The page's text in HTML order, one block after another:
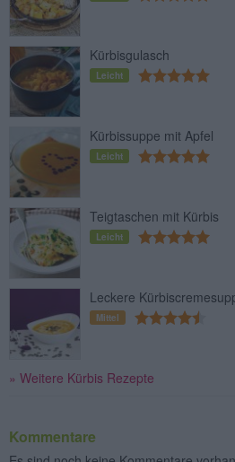
Kürbisgulasch
Leicht
Kürbissuppe mit Apfel
Leicht
Teigtaschen mit Kürbis
Leicht
Leckere
Mittel
» Weitere Kürbis Rezepte
Kommentare